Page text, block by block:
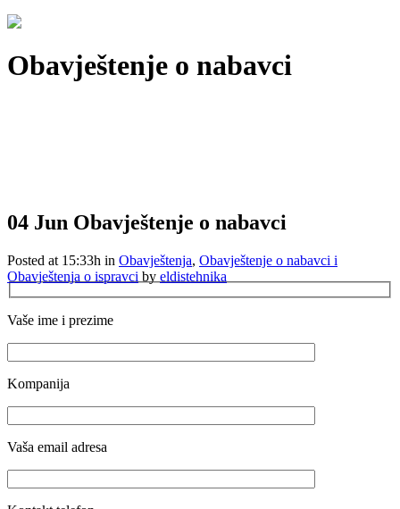
Obavještenje o nabavci
04 Jun Obavještenje o nabavci
Posted at 15:33h in Obavještenja, Obavještenje o nabavci i
Obavještenja o ispravci by eldistehnika
Vaše ime i prezime
Kompanija
Vaša email adresa